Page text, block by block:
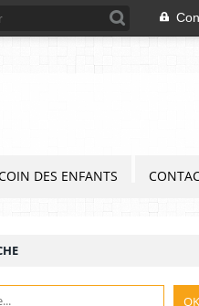
DES ENFANTS